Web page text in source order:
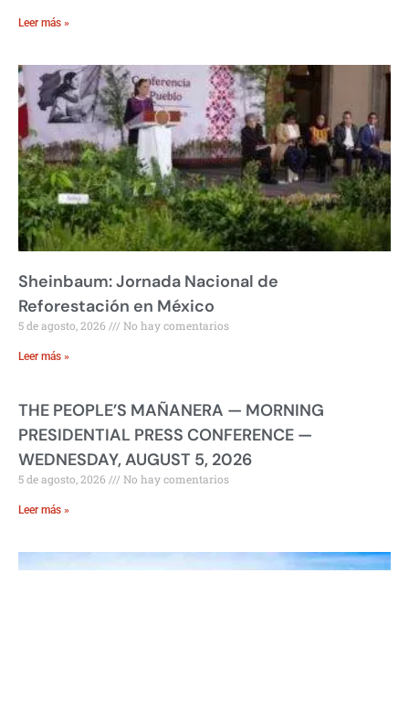
Leer más »
Sheinbaum: Jornada Nacional de
Reforestación en México
5 de agosto, 2026 No hay comentarios
Leer más »
THE PEOPLE’S MAÑANERA — MORNING
PRESIDENTIAL PRESS CONFERENCE —
WEDNESDAY, AUGUST 5, 2026
5 de agosto, 2026 No hay comentarios
Leer más »